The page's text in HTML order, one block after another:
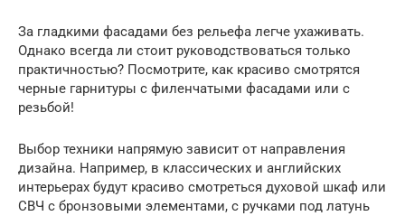
За гладкими фасадами без рельефа легче ухаживать.
Однако всегда ли стоит руководствоваться только
практичностью? Посмотрите, как красиво смотрятся
черные гарнитуры с филенчатыми фасадами или с
резьбой!
Выбор техники напрямую зависит от направления
дизайна. Например, в классических и английских
интерьерах будут красиво смотреться духовой шкаф или
СВЧ с бронзовыми элементами, с ручками под латунь